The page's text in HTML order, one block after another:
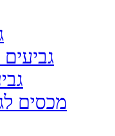
מכסים